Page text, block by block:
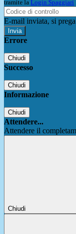
tramite la Login Spaggiari
E-mail inviata, si
Errore
Chiudi
Successo
Chiudi
Informazione
Chiudi
Attendere...
Attendere il
Chiudi